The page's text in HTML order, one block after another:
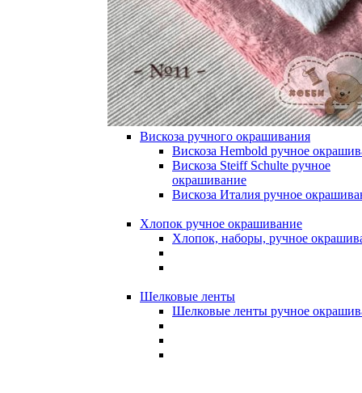
Вискоза ручного окрашивания
Вискоза Hembold ручное
Вискоза Steiff Schulte ручное
окрашивание
Вискоза Италия ручное
Хлопок ручное окрашивание
Хлопок, наборы, ручное
Шелковые ленты
Шелковые ленты ручное